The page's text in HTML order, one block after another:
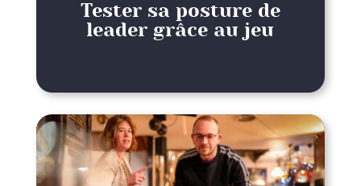
Tester sa posture de
leader grâce au jeu